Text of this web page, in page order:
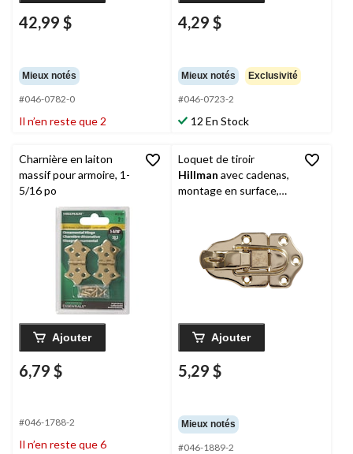
42,99 $
Mieux notés
#046-0782-0
Il n’en reste que 2
4,29 $
Mieux notés Exclusivité
#046-0723-2
12 En Stock
Charnière en laiton
massif pour armoire, 1-
5/16 po
Ajouter
6,79 $
#046-1788-2
Il n’en reste que 6
Loquet de tiroir
Hillman avec cadenas,
montage en surface,
Ajouter
5,29 $
Mieux notés
#046-1889-2